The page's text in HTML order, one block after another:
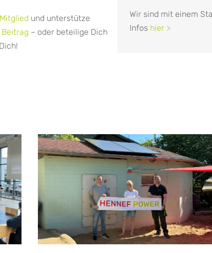
Mitglied und unterstütze
Beitrag – oder beteilige Dich
Wir sind mit einem
Infos hier >